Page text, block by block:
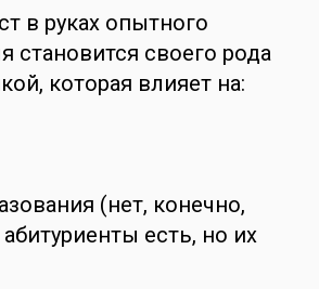
в руках опытного
становится своего рода
которая влияет на:
(нет, конечно,
есть, но их